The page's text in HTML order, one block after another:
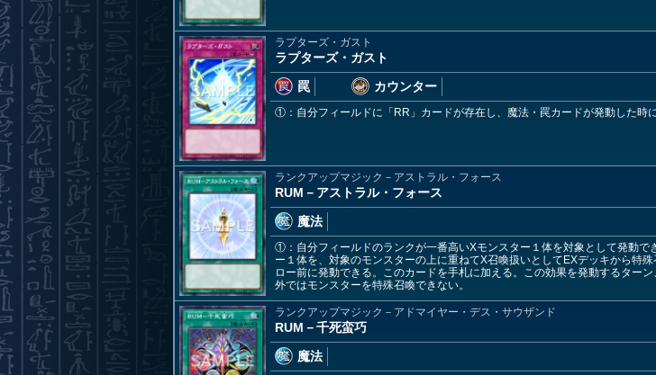
ラプターズ・ガスト
ラプターズ・ガスト
罠
カウンター
①：自分フィールドに「RR」カードが存在し、魔法・罠カードが発動した時
ランクアップマジック－アストラル・フォース
RUM－アストラル・フォース
魔法
①：自分フィールドのランクが一番高いXモンスター１体を対象として発動
ー１体を、対象のモンスターの上に重ねてX召喚扱いとしてEXデッキから特
ロー前に発動できる。このカードを手札に加える。この効果を発動するター
外ではモンスターを特殊召喚できない。
ランクアップマジック－アドマイヤー・デス・サウザンド
RUM－千死蛮巧
魔法